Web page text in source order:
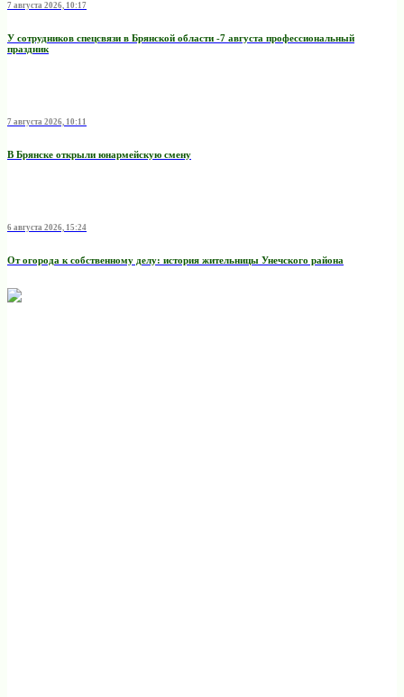
7 августа 2026, 10:17
У сотрудников спецсвязи в Брянской области -7 августа профессиональный
праздник
7 августа 2026, 10:11
В Брянске открыли юнармейскую смену
6 августа 2026, 15:24
От огорода к собственному делу: история жительницы Унечского района